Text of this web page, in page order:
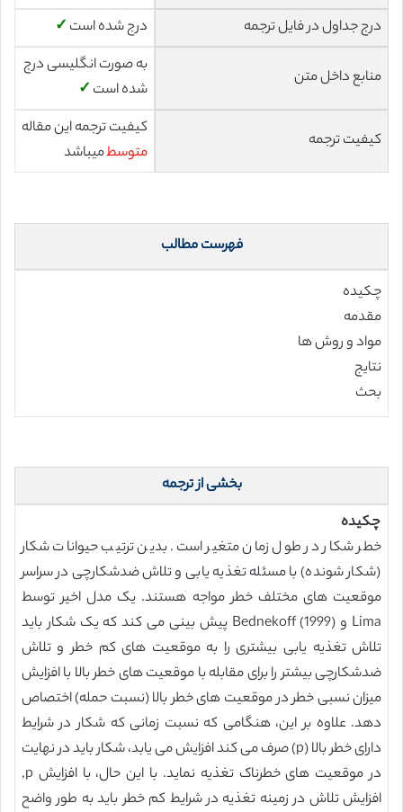
درج جداول در فایل ترجمه
درج شده است ✓
منابع داخل متن
به صورت انگلیسی درج
شده است ✓
کیفیت ترجمه
کیفیت ترجمه این مقاله
متوسطمیباشد
فهرست مطالب
چکیده
مقدمه
مواد و روش ها
نتایج
بحث
بخشی از ترجمه
چکیده
خطر شکار در طول زمان متغیر است. بدین ترتیب حیوانات شکار
(شکار شونده) با مسئله تغذیه یابی و تلاش ضدشکارچی در سراسر
موقعیت های مختلف خطر مواجه هستند. یک مدل اخیر توسط
Lima و Bednekoff (1999) پیش بینی می کند که یک شکار باید
تلاش تغذیه یابی بیشتری را به موقعیت های کم خطر و تلاش
ضدشکارچی بیشتر را برای مقابله با موقعیت های خطر بالا با افزایش
میزان نسبی خطر در موقعیت های خطر بالا (نسبت حمله) اختصاص
دهد. علاوه بر این، هنگامی که نسبت زمانی که شکار در شرایط
دارای خطر بالا (p) صرف می کند افزایش می یابد، شکار باید در نهایت
در موقعیت های خطرناک تغذیه نماید. با این حال، با افزایش p,
افزایش تلاش در زمینه تغذیه در شرایط کم خطر باید به طور واضح